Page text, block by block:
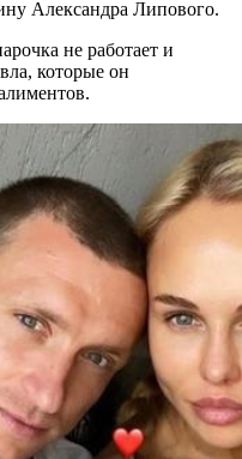
Александра Липового.
не работает и
которые он